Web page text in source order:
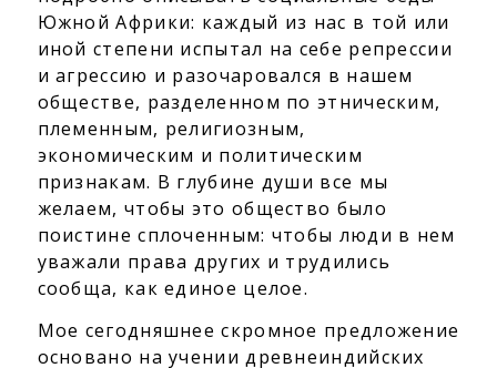
Южной Африки: каждый из нас в той или
иной степени испытал на себе репрессии
и агрессию и разочаровался в нашем
обществе, разделенном по этническим,
племенным, религиозным,
экономическим и политическим
признакам. В глубине души все мы
желаем, чтобы это общество было
поистине сплоченным: чтобы люди в нем
уважали права других и трудились
сообща, как единое целое.
Мое сегодняшнее скромное предложение
основано на учении древнеиндийских